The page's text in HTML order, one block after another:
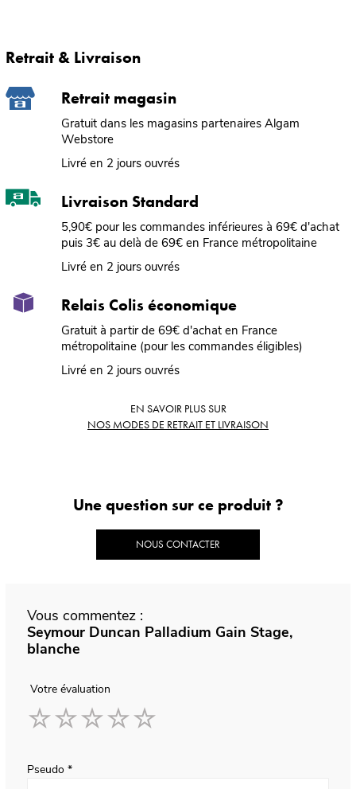
Retrait & Livraison
Retrait magasin
Gratuit dans les magasins partenaires Algam
Webstore
Livré en 2 jours ouvrés
Livraison Standard
5,90€ pour les commandes inférieures à 69€ d'achat
puis 3€ au delà de 69€ en France métropolitaine
Livré en 2 jours ouvrés
Relais Colis économique
Gratuit à partir de 69€ d'achat en France
métropolitaine (pour les commandes éligibles)
Livré en 2 jours ouvrés
EN SAVOIR PLUS SUR
NOS MODES DE RETRAIT ET LIVRAISON
Une question sur ce produit ?
NOUS CONTACTER
Vous commentez :
Seymour Duncan Palladium Gain Stage,
blanche
Votre évaluation
Pseudo